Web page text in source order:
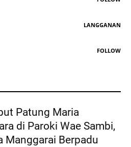
LANGGANAN
FOLLOW
Patung Maria
di Paroki Wae Sambi,
Manggarai Berpadu